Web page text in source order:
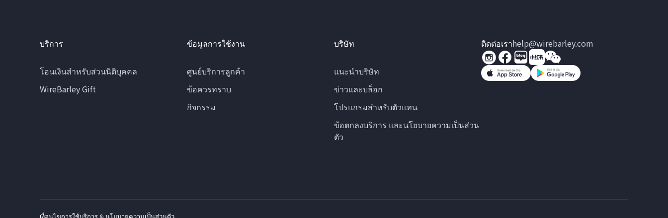
บริการ
โอนเงินสำหรับส่วนนิติบุคคล
WireBarley Gift
ข้อมูลการใช้งาน
ศูนย์บริการลูกค้า
ข้อควรทราบ
กิจกรรม
บริษัท
แนะนำบริษัท
ข่าวและบล็อก
โปรแกรมสำหรับตัวแทน
ข้อตกลงบริการ และนโยบายความเป็นส่วน
ตัว
ติดต่อเราhelp@wirebarley.com